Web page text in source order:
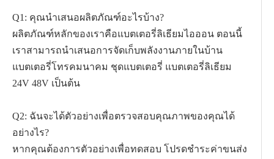
Q1: คุณนำเสนอผลิตภัณฑ์อะไรบ้าง?
ผลิตภัณฑ์หลักของเราคือแบตเตอรี่ลิเธียมไอออน ตอนนี้
เราสามารถนำเสนอการจัดเก็บพลังงานภายในบ้าน
แบตเตอรี่โทรคมนาคม ชุดแบตเตอรี่ แบตเตอรี่ลิเธียม
24V 48V เป็นต้น
Q2: ฉันจะได้ตัวอย่างเพื่อตรวจสอบคุณภาพของคุณได้
อย่างไร?
หากคุณต้องการตัวอย่างเพื่อทดสอบ โปรดชำระค่าขนส่ง